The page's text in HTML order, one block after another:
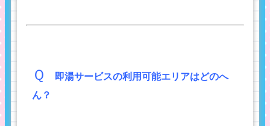
Ｑ
即湯サービスの利用可能エリアはどのへ
ん？